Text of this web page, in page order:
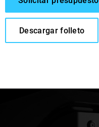
Descargar folleto